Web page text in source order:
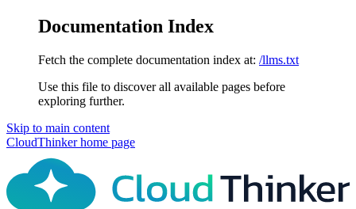
Documentation Index
Fetch the complete documentation index at: /llms.txt
Use this file to discover all available pages before
exploring further.
Skip to main content
CloudThinkerhome page